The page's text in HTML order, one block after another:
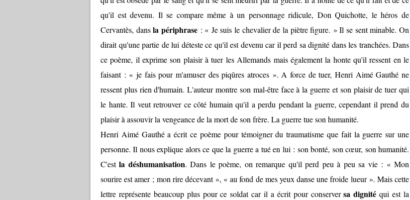
qu'il est devenu. Il se compare même à un personnage ridicule, Don Quichotte, le héros de
Cervantès, dansla périphrase: « Je suis le chevalier de la piètre figure. » Il se sent minable. On
dirait qu'une partie de lui déteste ce qu'il est devenu car il perd sa dignité dans les tranchées. Dans
ce poème, il exprime son plaisir à tuer les Allemands mais également la honte qu'il ressent en le
faisant : « je fais pour m'amuser des piqûres atroces ». A force de tuer, Henri Aimé Gauthé ne
ressent plus rien d'humain. L'auteur montre son mal-être face à la guerre et son plaisir de tuer qui
le hante. Il veut retrouver ce côté humain qu'il a perdu pendant la guerre, cependant il prend du
plaisir à assouvir la vengeance de la mort de son frère. La guerre tue son humanité.
Henri Aimé Gauthé a écrit ce poème pour témoigner du traumatisme que fait la guerre sur une
personne. Il nous explique alors ce que la guerre a tué en lui : son bonté, son cœur, son humanité.
C'estla déshumanisation. Dans le poème, on remarque qu'il perd peu à peu sa vie : « Mon
sourire est amer ; mon rire décevant », « au fond de mes yeux danse une froide lueur ». Mais cette
lettre représente beaucoup plus pour ce soldat car il a écrit pour conserversa dignité qui est la